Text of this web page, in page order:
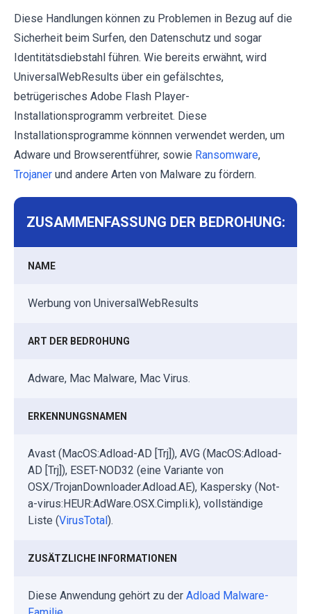
Diese Handlungen können zu Problemen in Bezug auf die
Sicherheit beim Surfen, den Datenschutz und sogar
Identitätsdiebstahl führen. Wie bereits erwähnt, wird
UniversalWebResults über ein gefälschtes,
betrügerisches Adobe Flash Player-
Installationsprogramm verbreitet. Diese
Installationsprogramme könnnen verwendet werden, um
Adware und Browserentführer, sowie Ransomware,
Trojaner und andere Arten von Malware zu fördern.
ZUSAMMENFASSUNG DER BEDROHUNG:
NAME
Werbung von UniversalWebResults
ART DER BEDROHUNG
Adware, Mac Malware, Mac Virus.
ERKENNUNGSNAMEN
Avast (MacOS:Adload-AD [Trj]), AVG (MacOS:Adload-
AD [Trj]), ESET-NOD32 (eine Variante von
OSX/TrojanDownloader.Adload.AE), Kaspersky (Not-
a-virus:HEUR:AdWare.OSX.Cimpli.k), vollständige
Liste (VirusTotal).
ZUSÄTZLICHE INFORMATIONEN
Diese Anwendung gehört zu der Adload Malware-